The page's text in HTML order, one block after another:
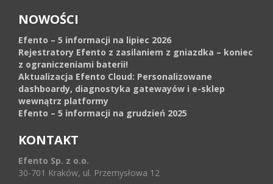
NOWOŚCI
Efento – 5 informacji na lipiec 2026
Rejestratory Efento z zasilaniem z gniazdka – koniec
z ograniczeniami baterii!
Aktualizacja Efento Cloud: Personalizowane
dashboardy, diagnostyka gatewayów i e-sklep
wewnątrz platformy
Efento – 5 informacji na grudzień 2025
KONTAKT
Efento Sp. z o.o.
30-701 Kraków, ul. Przemysłowa 12